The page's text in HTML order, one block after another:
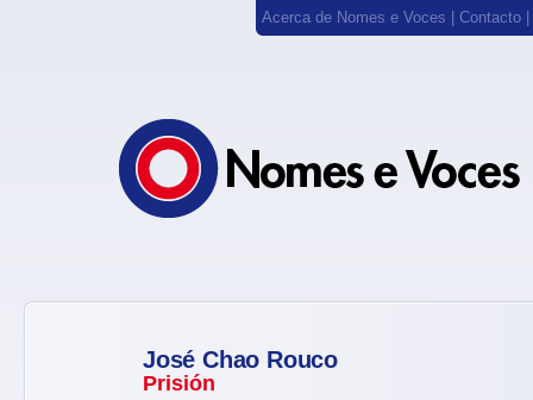
Acerca de Nomes e Voces Contacto
José Chao Rouco
Prisión